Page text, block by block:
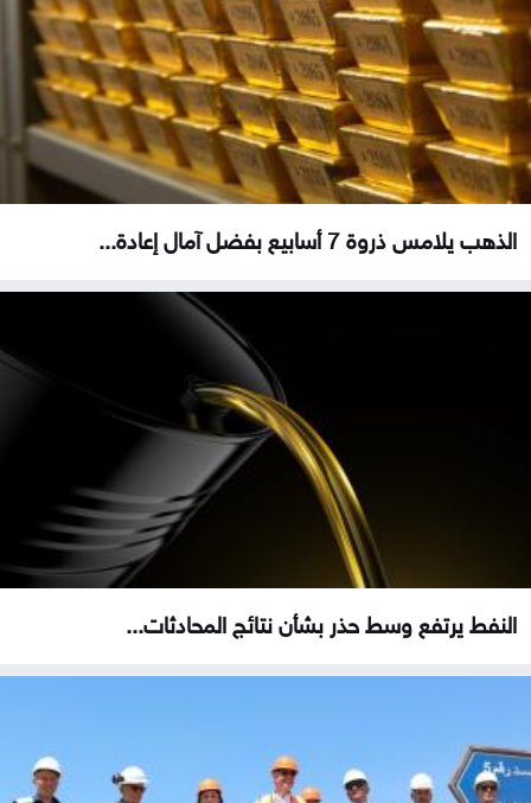
الذهب يلامس ذروة 7 أسابيع بفضل آمال إعادة...
النفط يرتفع وسط حذر بشأن نتائج المحادثات...